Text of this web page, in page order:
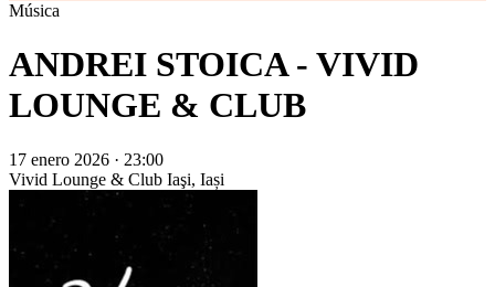
Música
ANDREI STOICA - VIVID
LOUNGE & CLUB
17 enero 2026 · 23:00
Vivid Lounge & Club Iaşi, Iași